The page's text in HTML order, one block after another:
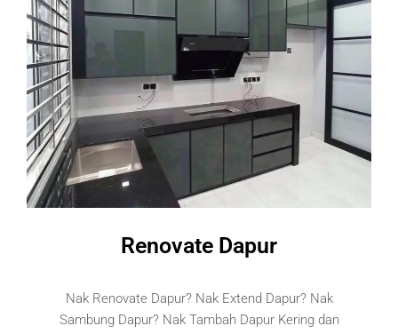
Renovate Dapur
Nak Renovate Dapur? Nak Extend Dapur? Nak
Sambung Dapur? Nak Tambah Dapur Kering dan